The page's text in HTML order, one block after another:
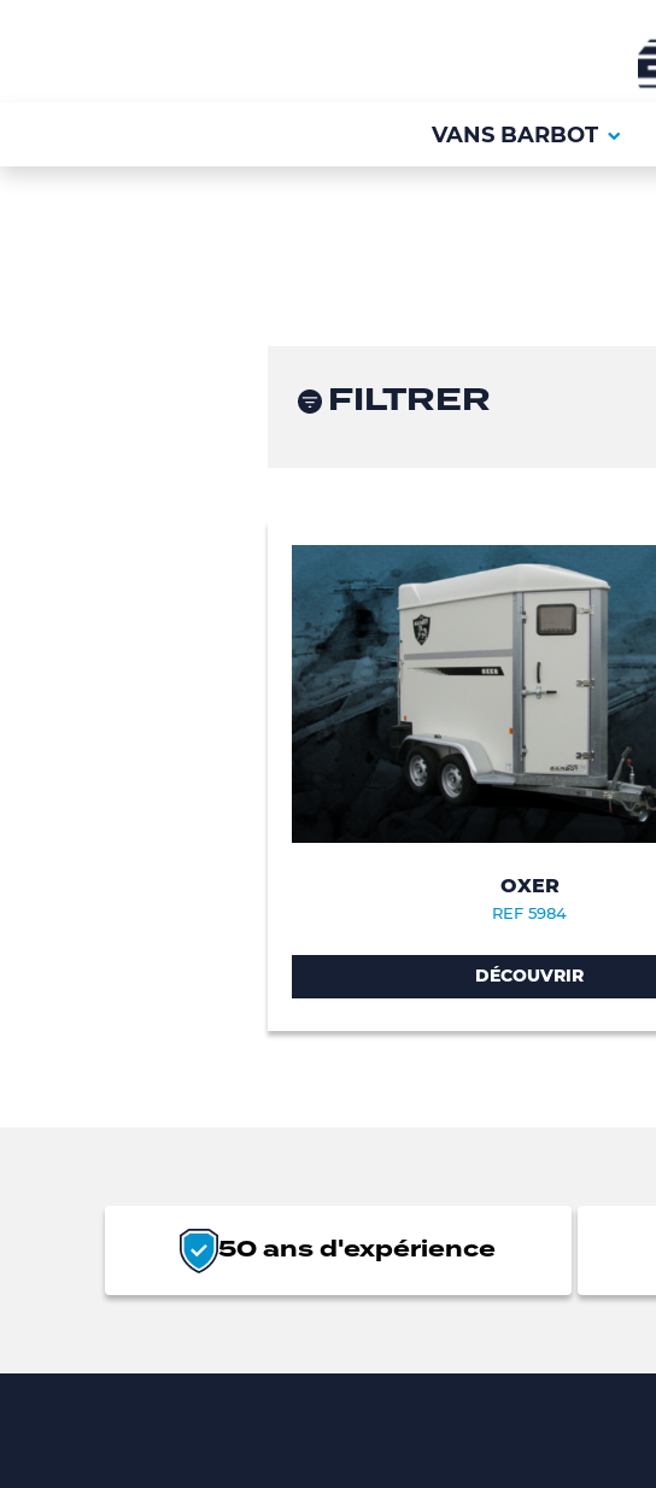
VANS BARBOT
FILTRER
OXER
REF 5984
DÉCOUVRIR
50 ans d'expérience